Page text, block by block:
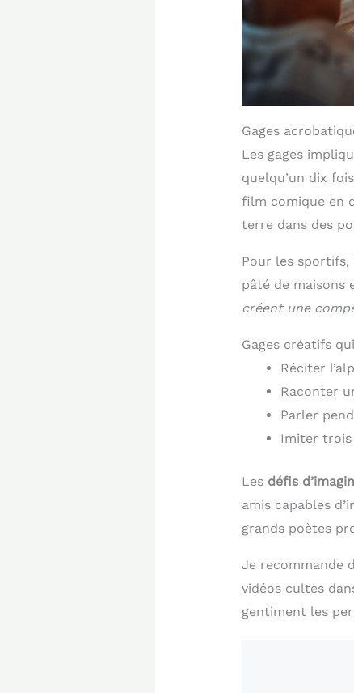
Gages
Les gages
quelqu’un dix
film comique en
terre dans des
Pour les sportifs,
pâté de maisons
créent une
Gages créatifs
Réciter
Raconter
Parler
Imiter trois
Les défis
amis capables
grands poètes
Je recommande
vidéos cultes
gentiment les